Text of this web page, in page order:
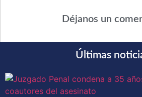
Déjanos un
Últimas